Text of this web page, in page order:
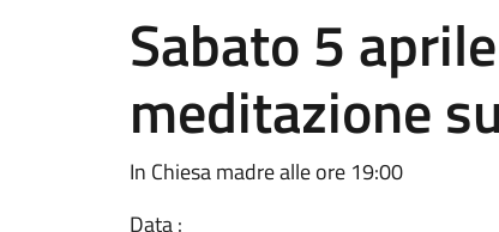
Sabato 5
meditazione
In Chiesa madre alle ore 19:00
Data :